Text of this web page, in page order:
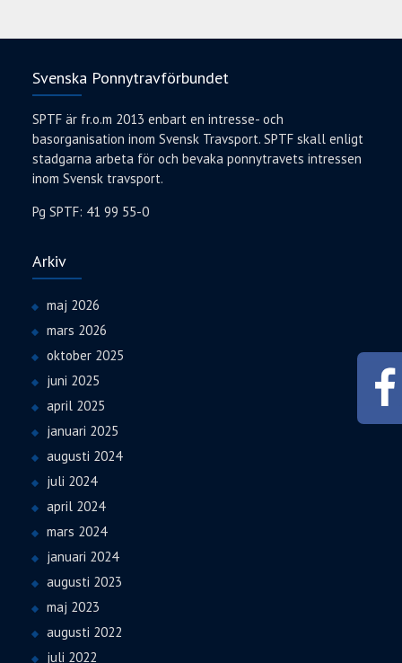
Svenska Ponnytravförbundet
SPTF är fr.o.m 2013 enbart en intresse- och
basorganisation inom Svensk Travsport. SPTF skall enligt
stadgarna arbeta för och bevaka ponnytravets intressen
inom Svensk travsport.
Pg SPTF: 41 99 55-0
Arkiv
maj 2026
mars 2026
oktober 2025
juni 2025
april 2025
januari 2025
augusti 2024
juli 2024
april 2024
mars 2024
januari 2024
augusti 2023
maj 2023
augusti 2022
juli 2022